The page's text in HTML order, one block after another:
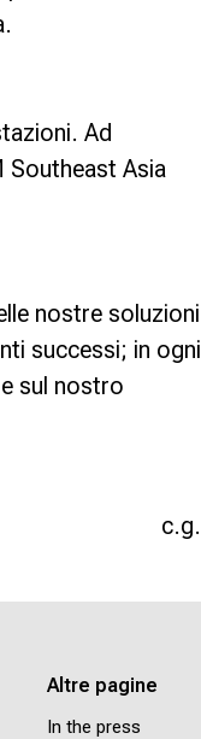
Ad
Southeast Asia
nostre soluzioni
successi; in ogni
sul nostro
c.g.
Altre pagine
In the press